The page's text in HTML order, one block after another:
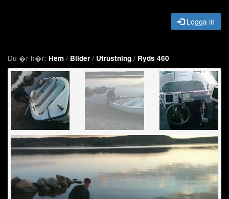
Logga in
Du �r h�r: Hem / Bilder / Utrustning / Ryds 460